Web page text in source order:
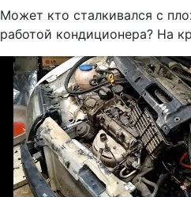
Может кто сталкивался с
работой кондиционера? На